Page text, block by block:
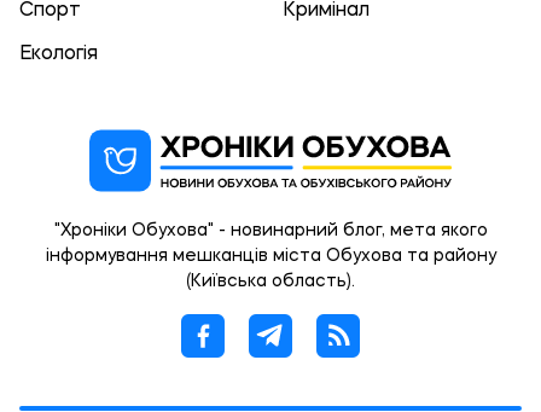
Спорт Кримінал
Екологія
"Хроніки Обухова" - новинарний блог, мета якого
інформування мешканців міста Обухова та району
(Київська область).